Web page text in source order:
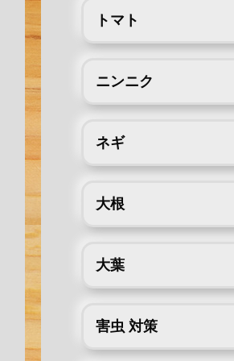
トマト
ニンニク
ネギ
大根
大葉
害虫 対策